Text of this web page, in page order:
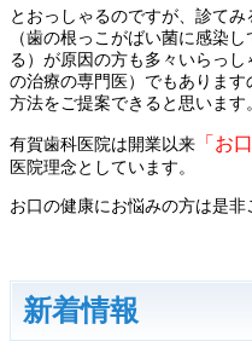
とおっしゃるのですが、診て
（歯の根っこがばい菌に感染
る）が原因の方も多々いらっ
の治療の専門医）でもありま
方法をご提案できると思います
有賀歯科医院は開業以来 「お
医院理念としています。
お口の健康にお悩みの方は是非
新着情報